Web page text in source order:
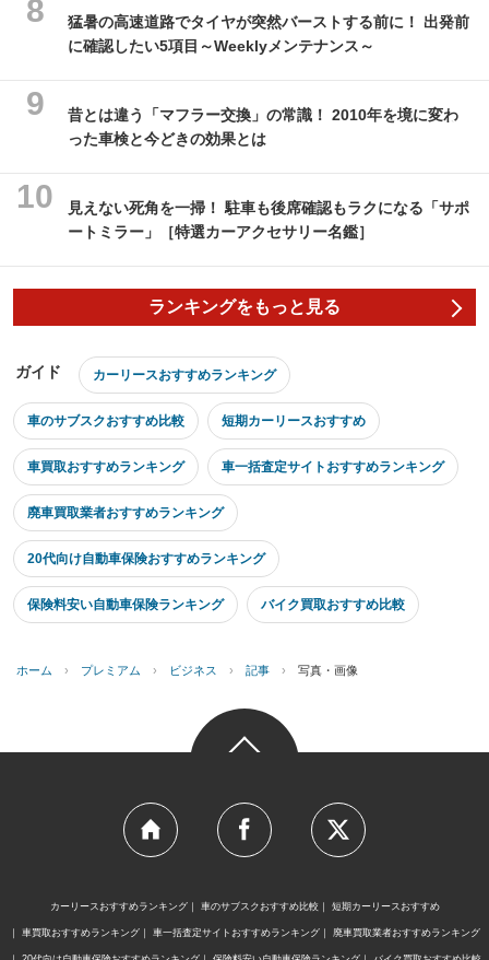
猛暑の高速道路でタイヤが突然バーストする前に！ 出発前
に確認したい5項目～Weeklyメンテナンス～
昔とは違う「マフラー交換」の常識！ 2010年を境に変わ
った車検と今どきの効果とは
見えない死角を一掃！ 駐車も後席確認もラクになる「サポ
ートミラー」［特選カーアクセサリー名鑑］
ランキングをもっと見る
ガイド カーリースおすすめランキング
車のサブスクおすすめ比較 短期カーリースおすすめ
車買取おすすめランキング 車一括査定サイトおすすめランキング
廃車買取業者おすすめランキング
20代向け自動車保険おすすめランキング
保険料安い自動車保険ランキング バイク買取おすすめ比較
ホーム › プレミアム › ビジネス › 記事 › 写真・画像
カーリースおすすめランキング 車のサブスクおすすめ比較 短期カーリースおすすめ
車買取おすすめランキング 車一括査定サイトおすすめランキング 廃車買取業者おすすめランキング